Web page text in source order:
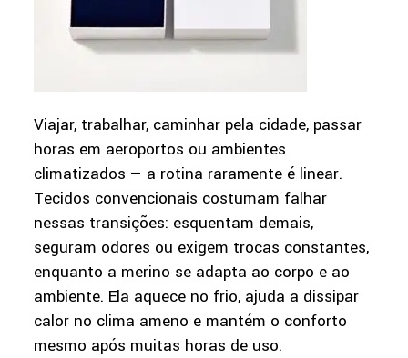
Viajar, trabalhar, caminhar pela cidade, passar
horas em aeroportos ou ambientes
climatizados — a rotina raramente é linear.
Tecidos convencionais costumam falhar
nessas transições: esquentam demais,
seguram odores ou exigem trocas constantes,
enquanto a merino se adapta ao corpo e ao
ambiente. Ela aquece no frio, ajuda a dissipar
calor no clima ameno e mantém o conforto
mesmo após muitas horas de uso.